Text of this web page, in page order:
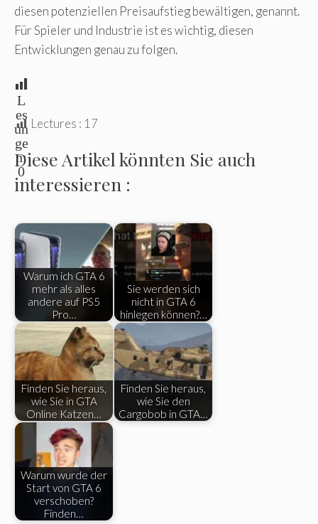
diesen potenziellen Preisaufstieg bewältigen, genannt.
Für Spieler und Industrie ist es wichtig, diesen
Entwicklungen genau zu folgen.
L
es
un
ge
n:
0
Lectures : 17
Diese Artikel könnten Sie auch
interessieren :
Warum ich GTA 6
mehr als alles
andere auf PS5
Pro…
Sie werden sich
nicht in GTA 6
hinlegen können?…
Finden Sie heraus,
wie Sie in GTA
Online Katzen…
Finden Sie heraus,
wie Sie den
Cargobob in GTA…
Warum wurde der
Start von GTA 6
verschoben?
Finden…